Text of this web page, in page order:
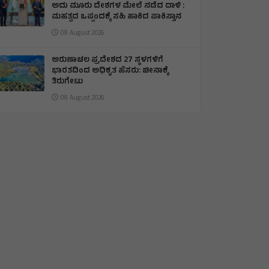
ಅದು ಮೂರು ದೇಶಗಳ ಮೇಲೆ ನಡೆದ ದಾಳಿ :
ಮಹತ್ವದ ಒಪ್ಪಂದಕ್ಕೆ ಸಹಿ ಹಾಕಿದ ಪಾಕಿಸ್ತಾನ
08 August 2026
ಅರುಣಾಚಲ ಪ್ರದೇಶದ 27 ಸ್ಥಳಗಳಿಗೆ
ಭಾರತದಿಂದ ಅಧಿಕೃತ ಹೆಸರು: ಚೀನಾಕ್ಕೆ
ತಿರುಗೇಟು
08 August 2026